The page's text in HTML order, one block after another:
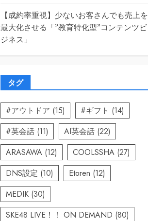
【成約率重視】少ないお客さんでも売上を
最大化させる「”教育特化型”コンテンツビ
ジネス」
タグ
#アウトドア (15) #ギフト (14)
#英会話 (11) AI英会話 (22)
ARASAWA (12) COOLSSHA (27)
DNS設定 (10) Etoren (12)
MEDIK (30)
SKE48 LIVE！！ ON DEMAND (80)